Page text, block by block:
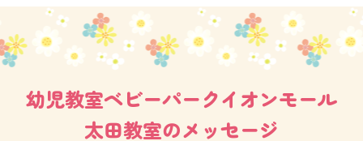
幼児教室ベビーパークイオンモール
太田教室のメッセージ